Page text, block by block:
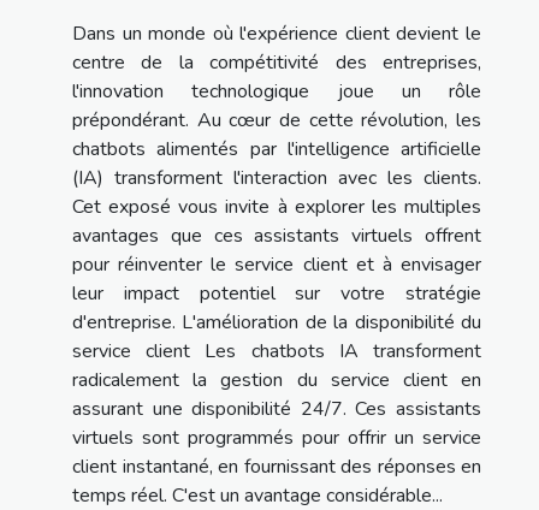
Dans un monde où l'expérience client devient le
centre de la compétitivité des entreprises,
l'innovation technologique joue un rôle
prépondérant. Au cœur de cette révolution, les
chatbots alimentés par l'intelligence artificielle
(IA) transforment l'interaction avec les clients.
Cet exposé vous invite à explorer les multiples
avantages que ces assistants virtuels offrent
pour réinventer le service client et à envisager
leur impact potentiel sur votre stratégie
d'entreprise. L'amélioration de la disponibilité du
service client Les chatbots IA transforment
radicalement la gestion du service client en
assurant une disponibilité 24/7. Ces assistants
virtuels sont programmés pour offrir un service
client instantané, en fournissant des réponses en
temps réel. C'est un avantage considérable...